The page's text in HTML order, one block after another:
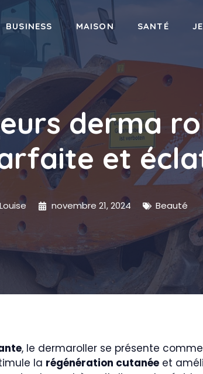
BUSINESS MAISON SANTÉ
derma
et
Louise novembre 21, 2024 Beauté
, le dermaroller se présente
la régénération cutanée et